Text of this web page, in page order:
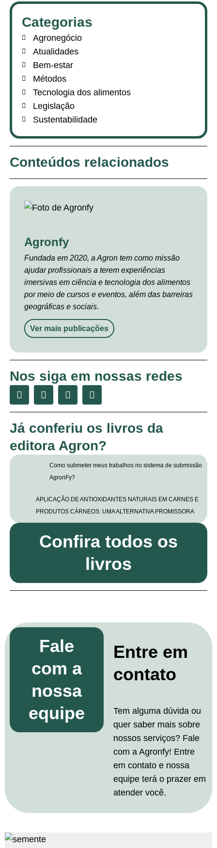
Categorias
Agronegócio
Atualidades
Bem-estar
Métodos
Tecnologia dos alimentos
Legislação
Sustentabilidade
Conteúdos relacionados
Agronfy
Fundada em 2020, a Agron tem como missão
ajudar profissionais a terem experiências
imersivas em ciência e tecnologia dos alimentos
por meio de cursos e eventos, além das barreiras
geográficas e sociais.
Ver mais publicações
Nos siga em nossas redes
Já conferiu os livros da
editora Agron?
Como submeter meus trabalhos no sistema de submissão
AgronFy?
APLICAÇÃO DE ANTIOXIDANTES NATURAIS EM CARNES E
PRODUTOS CÁRNEOS: UMA ALTERNATIVA PROMISSORA
Confira todos os
livros
Fale
com a
nossa
equipe
Entre em
contato
Tem alguma dúvida ou
quer saber mais sobre
nossos serviços? Fale
com a Agronfy! Entre
em contato e nossa
equipe terá o prazer em
atender você.